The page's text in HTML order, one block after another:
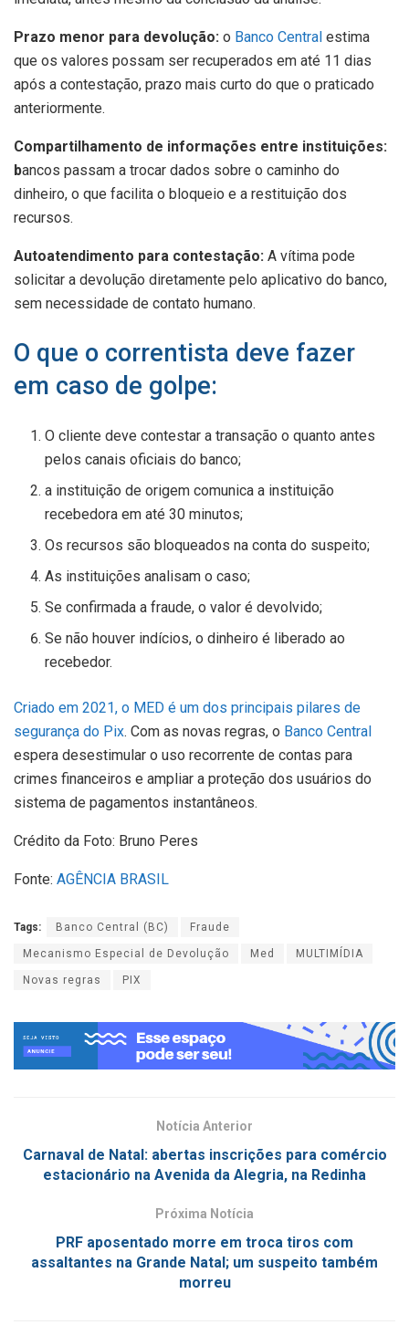
Prazo menor para devolução: o Banco Central estima
que os valores possam ser recuperados em até 11 dias
após a contestação, prazo mais curto do que o praticado
anteriormente.
Compartilhamento de informações entre instituições:
bancos passam a trocar dados sobre o caminho do
dinheiro, o que facilita o bloqueio e a restituição dos
recursos.
Autoatendimento para contestação: A vítima pode
solicitar a devolução diretamente pelo aplicativo do banco,
sem necessidade de contato humano.
O que o correntista deve fazer
em caso de golpe:
O cliente deve contestar a transação o quanto antes
pelos canais oficiais do banco;
a instituição de origem comunica a instituição
recebedora em até 30 minutos;
Os recursos são bloqueados na conta do suspeito;
As instituições analisam o caso;
Se confirmada a fraude, o valor é devolvido;
Se não houver indícios, o dinheiro é liberado ao
recebedor.
Criado em 2021, o MED é um dos principais pilares de
segurança do Pix. Com as novas regras, o Banco Central
espera desestimular o uso recorrente de contas para
crimes financeiros e ampliar a proteção dos usuários do
sistema de pagamentos instantâneos.
Crédito da Foto: Bruno Peres
Fonte: AGÊNCIA BRASIL
Tags: Banco Central (BC) Fraude
Mecanismo Especial de Devolução Med MULTIMÍDIA
Novas regras PIX
Notícia Anterior
Carnaval de Natal: abertas inscrições para comércio
estacionário na Avenida da Alegria, na Redinha
Próxima Notícia
PRF aposentado morre em troca tiros com
assaltantes na Grande Natal; um suspeito também
morreu